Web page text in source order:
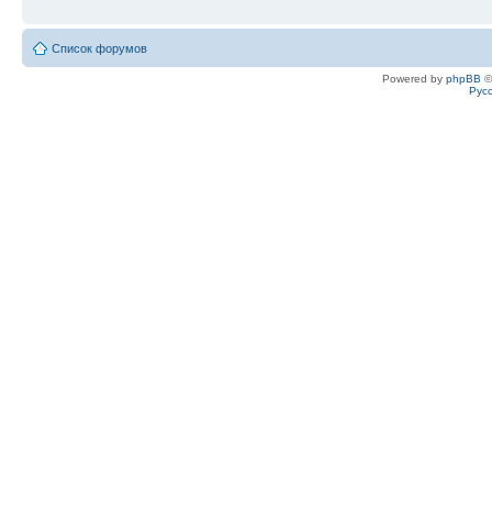
Список форумов
Powered by phpBB